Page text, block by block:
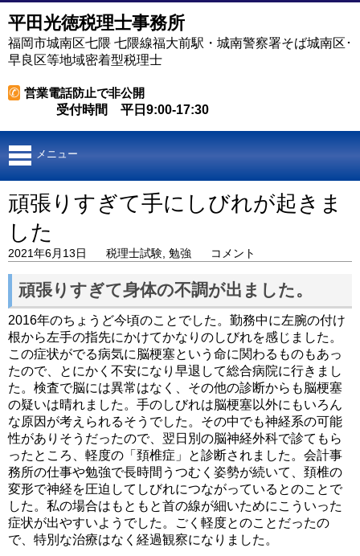
平田光徳税理士事務所
福岡市城南区七隈 七隈線福大前駅・城南警察署そば城南区･
早良区等地域密着型税理士
✆ 営業電話防止で非公開
受付時間 平日9:00-17:30
メニュー
頑張りすぎて手にしびれが起きま
した
2021年6月13日 税理士試験 勉強 コメント
頑張りすぎて身体の不調が出ました。
2016年のちょうど今頃のことでした。勤務中に左腕の付け
根から左手の指先にかけてかなりのしびれを感じました。
この症状がでる病気に脳梗塞という命に関わるものもあっ
たので、とにかく不安になり早退して総合病院に行きまし
た。検査で脳には異常はなく、その他の診断からも脳梗塞
の疑いは晴れました。手のしびれは脳梗塞以外にもいろん
な原因が考えられるそうでした。その中でも神経系の可能
性がありそうだったので、翌日別の脳神経外科で診てもら
ったところ、軽度の「頚椎症」と診断されました。会計事
務所の仕事や勉強で長時間うつむく姿勢が続いて、頚椎の
変形で神経を圧迫してしびれにつながっているとのことで
した。私の場合はもともと首の線が細いためにこういった
症状が出やすいようでした。ごく軽度とのことだったの
で、特別な治療はなく経過観察になりました。